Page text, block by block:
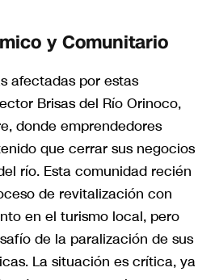
y Comunitario
afectadas por estas
Brisas del Río Orinoco,
donde emprendedores
que cerrar sus negocios
río. Esta comunidad recién
de revitalización con
en el turismo local, pero
de la paralización de sus
La situación es crítica, ya